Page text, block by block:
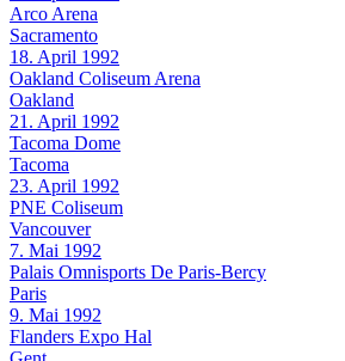
Arco Arena
Sacramento
18. April 1992
Oakland Coliseum Arena
Oakland
21. April 1992
Tacoma Dome
Tacoma
23. April 1992
PNE Coliseum
Vancouver
7. Mai 1992
Palais Omnisports De Paris-Bercy
Paris
9. Mai 1992
Flanders Expo Hal